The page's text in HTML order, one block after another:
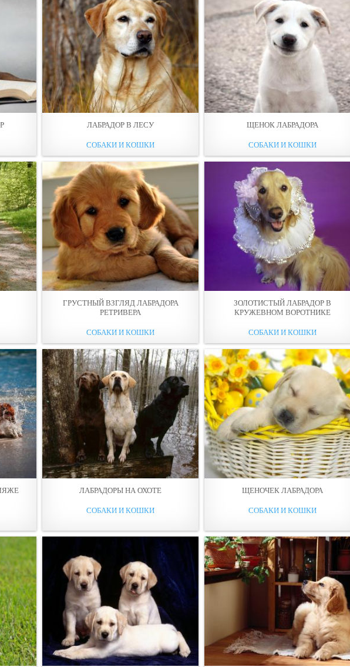
ЛАБРАДОР В ЛЕСУ
СОБАКИ И КОШКИ
ЩЕНОК ЛАБРАДОРА
СОБАКИ И КОШКИ
ГРУСТНЫЙ ВЗГЛЯД ЛАБРАДОРА
РЕТРИВЕРА
СОБАКИ И КОШКИ
ЗОЛОТИСТЫЙ ЛАБРАДОР В
КРУЖЕВНОМ ВОРОТНИКЕ
СОБАКИ И КОШКИ
ЛАБРАДОРЫ НА ОХОТЕ
СОБАКИ И КОШКИ
ЩЕНОЧЕК ЛАБРАДОРА
СОБАКИ И КОШКИ